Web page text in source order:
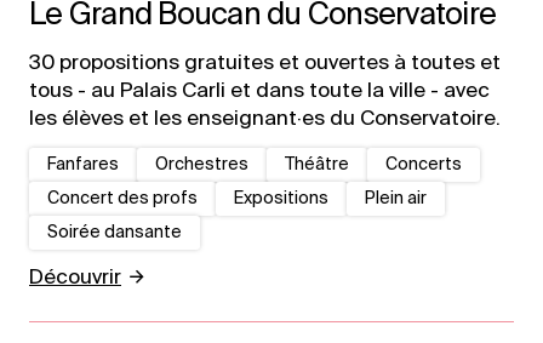
Le Grand Boucan du Conservatoire
30 propositions gratuites et ouvertes à toutes et
tous - au Palais Carli et dans toute la ville - avec
les élèves et les enseignant·es du Conservatoire.
Fanfares Orchestres Théâtre
Concerts
Concert des profs
Expositions
Plein air
Soirée dansante
Découvrir